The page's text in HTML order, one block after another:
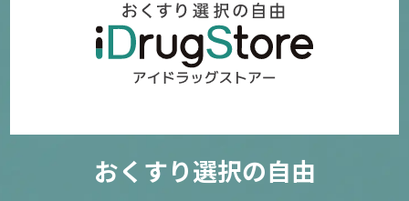
おくすり選択の自由